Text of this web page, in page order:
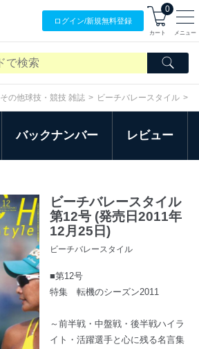
ログイン/新規無料登録
0
カート メニュー
その他球技・競技 雑誌 ビーチバレースタイル
バックナンバー レビュー
ビーチバレースタイル
第12号 (発売日2011年
12月25日)
ビーチバレースタイル
■第12号
特集 転機のシーズン2011
～前半戦・中盤戦・後半戦ハイラ
イト・活躍選手と心に残る名言集